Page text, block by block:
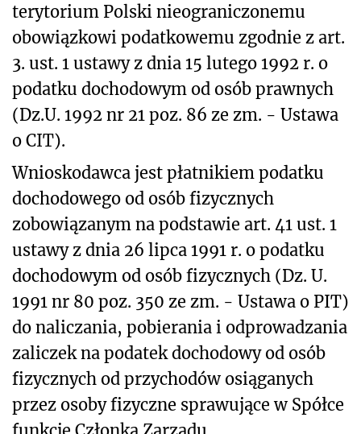
terytorium Polski nieograniczonemu
obowiązkowi podatkowemu zgodnie z art.
3. ust. 1 ustawy z dnia 15 lutego 1992 r. o
podatku dochodowym od osób prawnych
(Dz.U. 1992 nr 21 poz. 86 ze zm. - Ustawa
o CIT).
Wnioskodawca jest płatnikiem podatku
dochodowego od osób fizycznych
zobowiązanym na podstawie art. 41 ust. 1
ustawy z dnia 26 lipca 1991 r. o podatku
dochodowym od osób fizycznych (Dz. U.
1991 nr 80 poz. 350 ze zm. - Ustawa o PIT)
do naliczania, pobierania i odprowadzania
zaliczek na podatek dochodowy od osób
fizycznych od przychodów osiąganych
przez osoby fizyczne sprawujące w Spółce
funkcję Członka Zarządu.